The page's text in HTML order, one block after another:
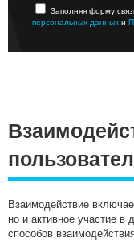
Заполняя форму
персональных данных и
Взаимодействие
но и активное участие в
способов